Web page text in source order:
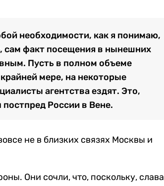
необходимости, как я понимаю,
сам факт посещения в нынешних
Пусть в полном объеме
мере, на некоторые
агентства ездят. Это,
России в Вене.
не в близких связях Москвы и
Они сочли, что, поскольку, слава